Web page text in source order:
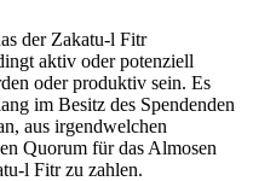
der Zakatu-l Fitr
aktiv oder potenziell
oder produktiv sein. Es
im Besitz des Spendenden
aus irgendwelchen
Quorum für das Almosen
l Fitr zu zahlen.